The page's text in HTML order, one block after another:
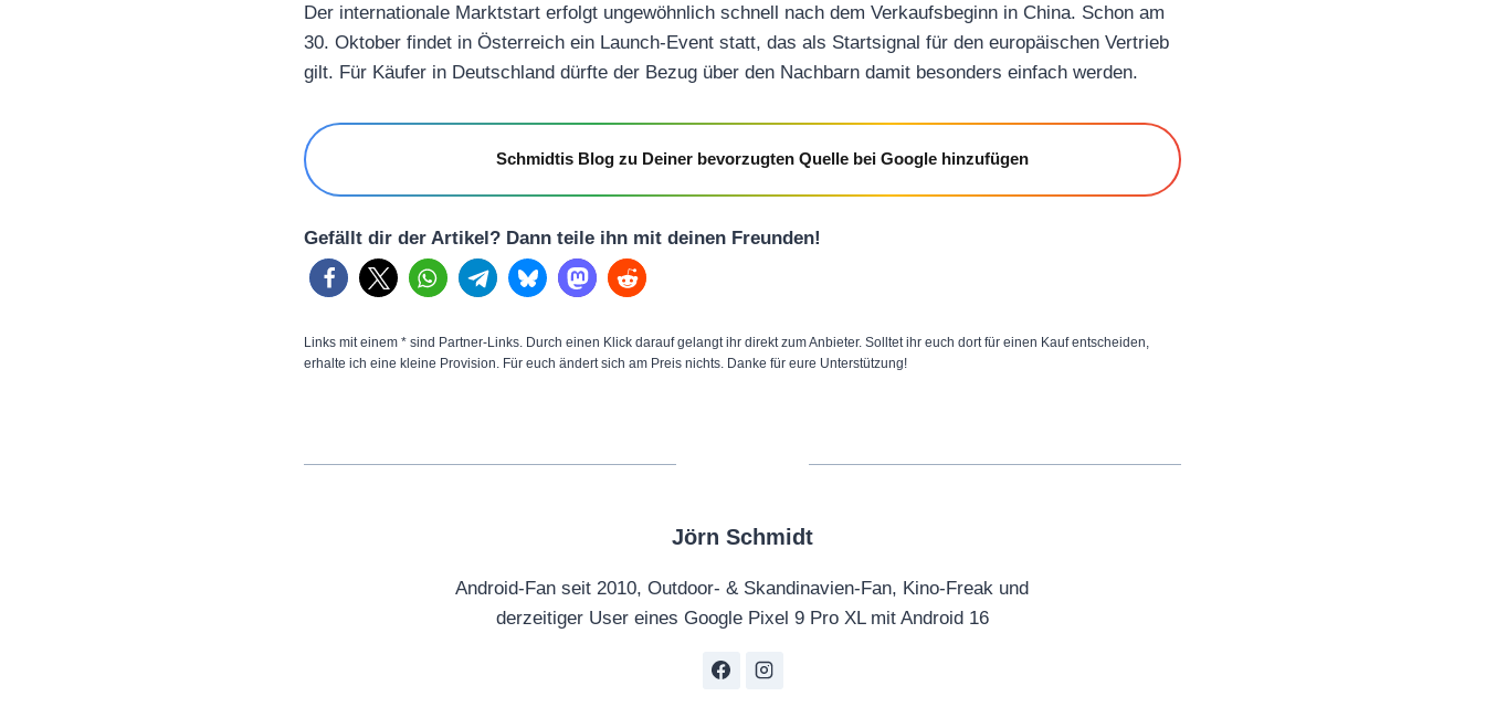
Der internationale Marktstart erfolgt ungewöhnlich schnell nach dem Verkaufsbeginn in China. Schon am
30. Oktober findet in Österreich ein Launch-Event statt, das als Startsignal für den europäischen Vertrieb
gilt. Für Käufer in Deutschland dürfte der Bezug über den Nachbarn damit besonders einfach werden.
Schmidtis Blog zu Deiner bevorzugten Quelle bei Google hinzufügen
Gefällt dir der Artikel? Dann teile ihn mit deinen Freunden!
Links mit einem * sind Partner-Links. Durch einen Klick darauf gelangt ihr direkt zum Anbieter. Solltet ihr euch dort für einen Kauf entscheiden,
erhalte ich eine kleine Provision. Für euch ändert sich am Preis nichts. Danke für eure Unterstützung!
Jörn Schmidt
Android-Fan seit 2010, Outdoor- & Skandinavien-Fan, Kino-Freak und
derzeitiger User eines Google Pixel 9 Pro XL mit Android 16